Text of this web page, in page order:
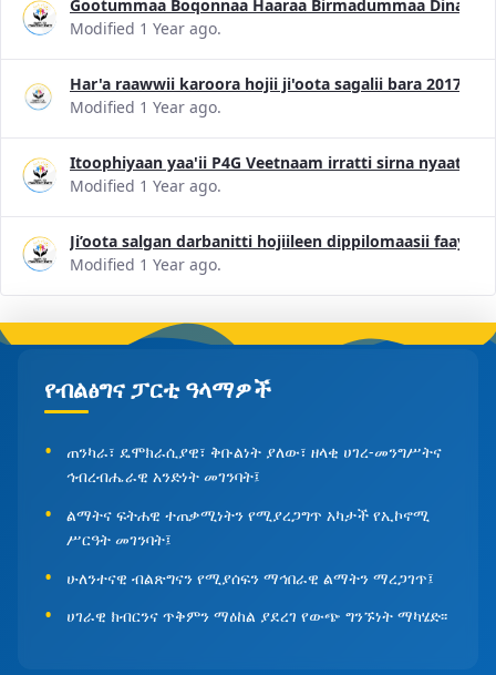
Gootummaa Boqonnaa Haaraa Birmadummaa
Modified 1 Year ago.
Har'a raawwii karoora hojii ji'oota sagalii bara 2017
Modified 1 Year ago.
Itoophiyaan yaa'ii P4G Veetnaam irratti sirna nyaataa
Modified 1 Year ago.
Ji’oota salgan darbanitti hojiileen dippilomaasii
Modified 1 Year ago.
የብልፅግና ፓርቲ ዓላማዎች
ጠንካራ፣ ዴሞክራሲያዊ፣ ቅቡልነት ያለው፣ ዘላቂ ሀገረ-መንግሥትና
ኅብረብሔራዊ አንድነት መገንባት፤
ልማትና ፍትሐዊ ተጠቃሚነትን የሚያረጋግጥ አካታች የኢኮኖሚ
ሥርዓት መገንባት፤
ሁለንተናዊ ብልጽግናን የሚያሰፍን ማኅበራዊ ልማትን ማረጋገጥ፤
ሀገራዊ ክብርንና ጥቅምን ማዕከል ያደረገ የውጭ ግንኙነት ማካሄድ፡፡